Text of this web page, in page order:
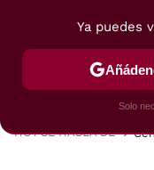
POSTRES VIAJES
HOY SE HABLA DE
Ya puedes
Solo